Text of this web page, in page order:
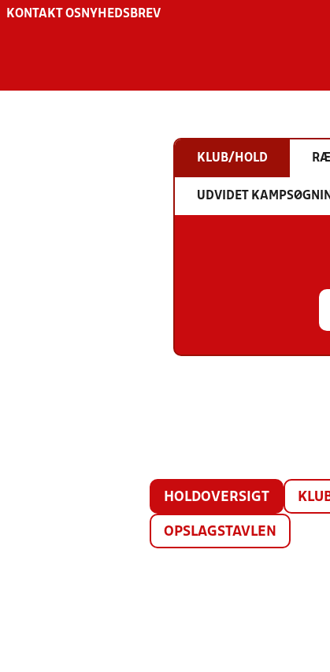
KONTAKT OS NYHEDSBREV
KLUB/HOLD
UDVIDET
HOLDOVERSIGT
OPSLAGSTAVLEN